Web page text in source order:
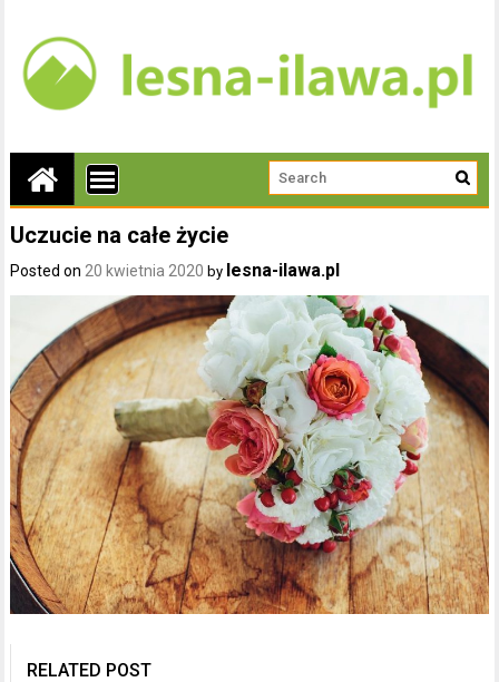
Uczucie na całe życie
Posted on 20 kwietnia 2020 by lesna-ilawa.pl
RELATED POST